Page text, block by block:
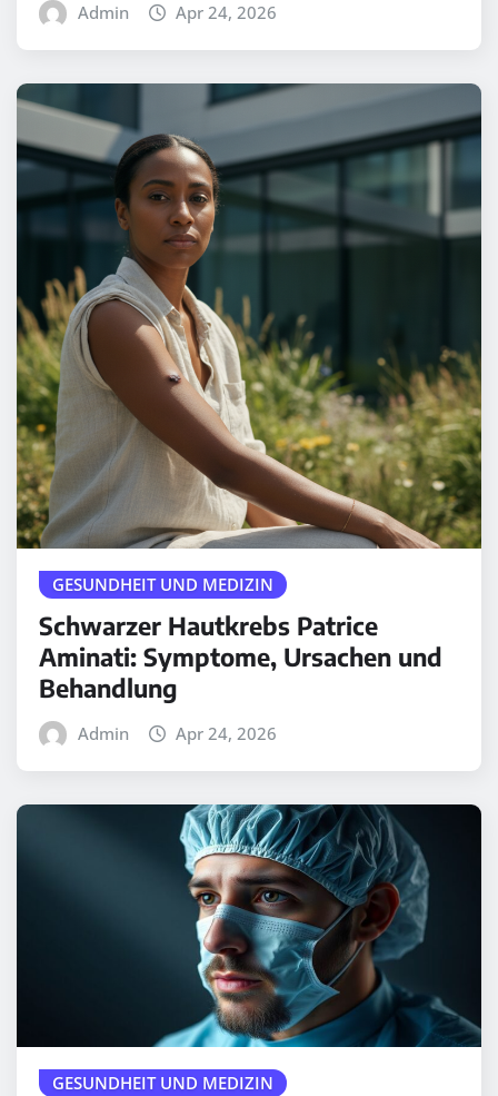
Admin Apr 24, 2026
GESUNDHEIT UND MEDIZIN
Schwarzer Hautkrebs Patrice
Aminati: Symptome, Ursachen und
Behandlung
Admin Apr 24, 2026
GESUNDHEIT UND MEDIZIN